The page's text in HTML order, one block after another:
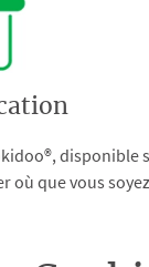
disponible
où que vous